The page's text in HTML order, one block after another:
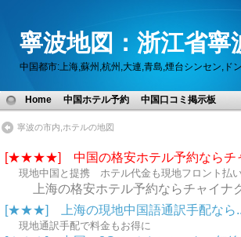
寧波地図：浙江省寧
中国都市:上海,蘇州,杭州,大連,青島,煙台シンセン,ド
Home 中国ホテル予約 中国口コミ掲示板
寧波の市内,ホテルの地図
[★★★★] 中国の格安ホテル予約ならチ
現地中国と提携 ホテル代金も現地フロント払
上海の格安ホテル予約ならチャイナ
[★★★] 上海の現地中国語通訳手配なら
現地通訳手配で料金もお得に